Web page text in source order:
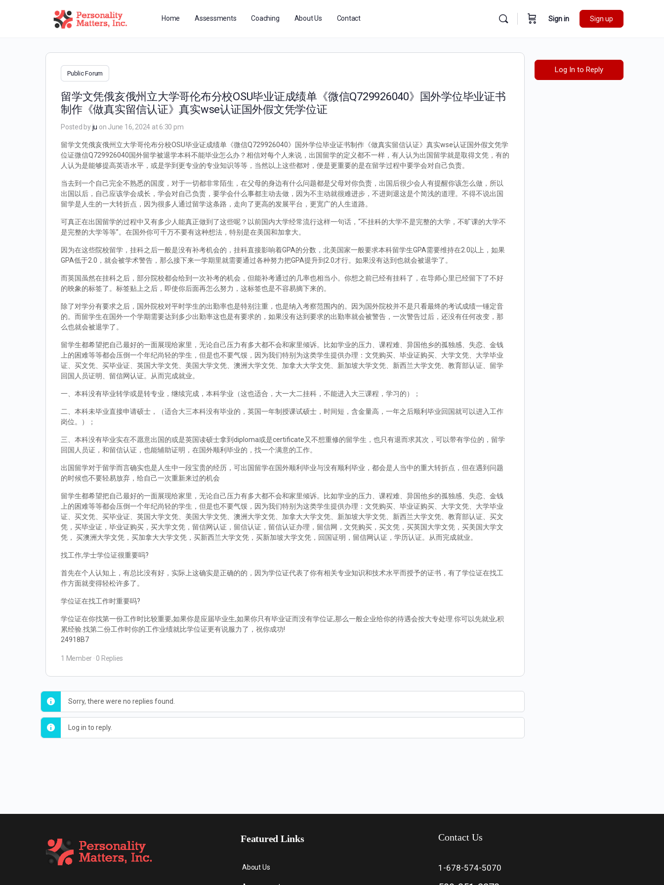
Home Assessments Coaching About Us Contact Sign in Sign up
Public Forum
留学文凭俄亥俄州立大学哥伦布分校OSU毕业证成绩单《微信Q729926040》国外学位毕业证书
制作《做真实留信认证》真实wse认证国外假文凭学位证
Posted byju on June 16, 2024 at 6:30 pm
留学文凭俄亥俄州立大学哥伦布分校OSU毕业证成绩单《微信Q729926040》国外学位毕业证书制作《做真实留信认证》真实wse认证国外假文凭学
位证微信Q729926040国外留学被退学本科不能毕业怎么办？相信对每个人来说，出国留学的定义都不一样，有人认为出国留学就是取得文凭，有的
人认为是能够提高英语水平，或是学到更专业的专业知识等等，当然以上这些都对，便是更重要的是在留学过程中要学会对自己负责。
当去到一个自己完全不熟悉的国度，对于一切都非常陌生，在父母的身边有什么问题都是父母对你负责，出国后很少会人有提醒你该怎么做，所以
出国以后，自己应该学会成长，学会对自己负责，要学会什么事都主动去做，因为不主动就很难进步，不进则退这是个简浅的道理。不得不说出国
留学是人生的一大转折点，因为很多人通过留学这条路，走向了更高的发展平台，更宽广的人生道路。
可真正在出国留学的过程中又有多少人能真正做到了这些呢？以前国内大学经常流行这样一句话，“不挂科的大学不是完整的大学，不旷课的大学不
是完整的大学等等”。在国外你可千万不要有这种想法，特别是在美国和加拿大。
因为在这些院校留学，挂科之后一般是没有补考机会的，挂科直接影响着GPA的分数，北美国家一般要求本科留学生GPA需要维持在2.0以上，如果
GPA低于2.0，就会被学术警告，那么接下来一学期里就需要通过各种努力把GPA提升到2.0才行。如果没有达到也就会被退学了。
而英国虽然在挂科之后，部分院校都会给到一次补考的机会，但能补考通过的几率也相当小。你想之前已经有挂科了，在导师心里已经留下了不好
的映象的标签了。标签贴上之后，即使你后面再怎么努力，这标签也是不容易摘下来的。
除了对学分有要求之后，国外院校对平时学生的出勤率也是特别注重，也是纳入考察范围内的。因为国外院校并不是只看最终的考试成绩一锤定音
的。而留学生在国外一个学期需要达到多少出勤率这也是有要求的，如果没有达到要求的出勤率就会被警告，一次警告过后，还没有任何改变，那
么也就会被退学了。
留学生都希望把自己最好的一面展现给家里，无论自己压力有多大都不会和家里倾诉。比如学业的压力、课程难、异国他乡的孤独感、失恋、金钱
上的困难等等都会压倒一个年纪尚轻的学生，但是也不要气馁，因为我们特别为这类学生提供办理：文凭购买、毕业证购买、大学文凭、大学毕业
证、买文凭、买毕业证、英国大学文凭、美国大学文凭、澳洲大学文凭、加拿大大学文凭、新加坡大学文凭、新西兰大学文凭、教育部认证、留学
回国人员证明、留信网认证。从而完成就业。
一、本科没有毕业转学或是转专业，继续完成，本科学业（这也适合，大一大二挂科，不能进入大三课程，学习的）；
二、本科未毕业直接申请硕士，（适合大三本科没有毕业的，英国一年制授课试硕士，时间短，含金量高，一年之后顺利毕业回国就可以进入工作
岗位。）；
三、本科没有毕业实在不愿意出国的或是英国读硕士拿到diploma或是certificate又不想重修的留学生，也只有退而求其次，可以带有学位的，留学
回国人员证，和留信认证，也能辅助证明，在国外顺利毕业的，找一个满意的工作。
出国留学对于留学而言确实也是人生中一段宝贵的经历，可出国留学在国外顺利毕业与没有顺利毕业，都会是人当中的重大转折点，但在遇到问题
的时候也不要轻易放弃，给自己一次重新来过的机会
留学生都希望把自己最好的一面展现给家里，无论自己压力有多大都不会和家里倾诉。比如学业的压力、课程难、异国他乡的孤独感、失恋、金钱
上的困难等等都会压倒一个年纪尚轻的学生，但是也不要气馁，因为我们特别为这类学生提供办理：文凭购买、毕业证购买、大学文凭、大学毕业
证、买文凭、买毕业证、英国大学文凭、美国大学文凭、澳洲大学文凭、加拿大大学文凭、新加坡大学文凭、新西兰大学文凭、教育部认证、买文
凭，买毕业证，毕业证购买，买大学文凭，留信网认证，留信认证，留信认证办理，留信网，文凭购买，买文凭，买英国大学文凭，买美国大学文
凭， 买澳洲大学文凭，买加拿大大学文凭，买新西兰大学文凭，买新加坡大学文凭，回国证明，留信网认证，学历认证。从而完成就业。
找工作,学士学位证很重要吗?
首先在个人认知上，有总比没有好，实际上这确实是正确的的，因为学位证代表了你有相关专业知识和技术水平而授予的证书，有了学位证在找工
作方面就变得轻松许多了。
学位证在找工作时重要吗?
学位证在你找第一份工作时比较重要,如果你是应届毕业生,如果你只有毕业证而没有学位证,那么一般企业给你的待遇会按大专处理.你可以先就业,积
累经验.找第二份工作时你的工作业绩就比学位证更有说服力了，祝你成功!
24918B7
1 Member · 0 Replies
Sorry, there were no replies found.
Log in to reply.
Log In to Reply
Featured Links
About Us
Contact Us
1-678-574-5070